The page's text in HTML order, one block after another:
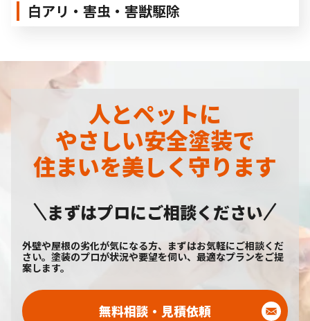
白アリ・害虫・害獣駆除
人とペットに
やさしい安全塗装で
住まいを美しく守ります
まずはプロにご相談ください
外壁や屋根の劣化が気になる方、まずはお気軽にご相談くだ
さい。塗装のプロが状況や要望を伺い、最適なプランをご提
案します。
無料相談・見積依頼